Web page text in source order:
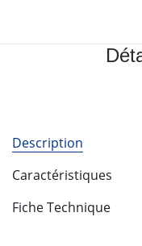
Description
Caractéristiques
Fiche Technique